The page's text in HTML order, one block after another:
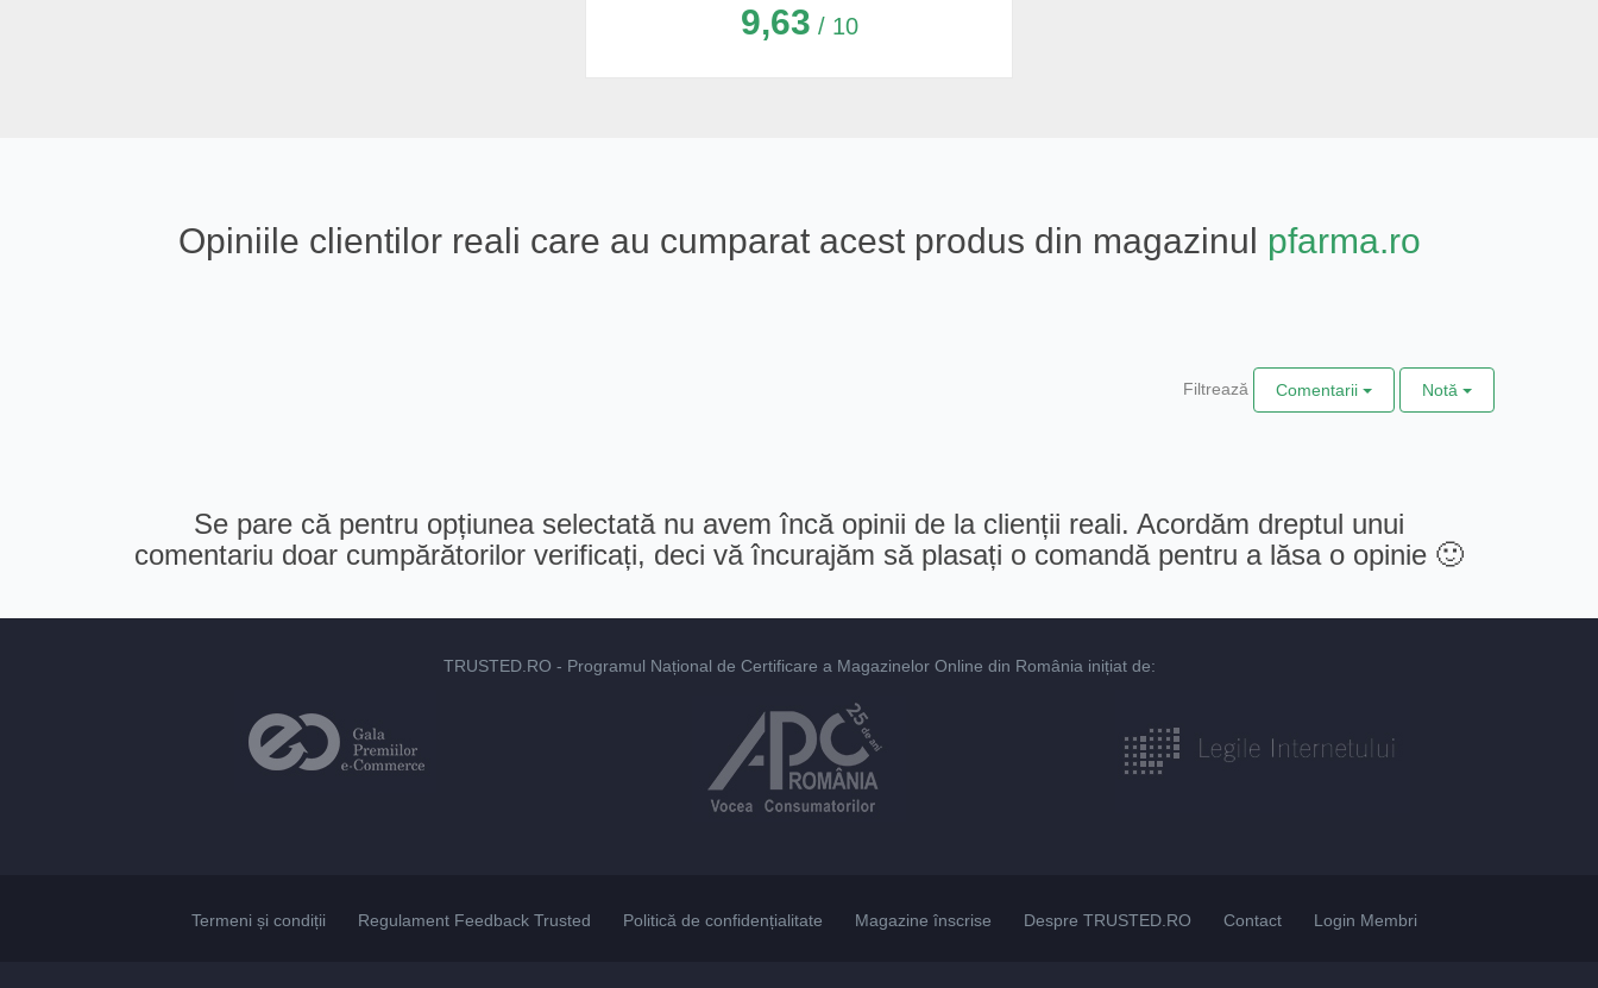
9,63 / 10
Opiniile clientilor reali care au cumparat acest produs din magazinul pfarma.ro
Filtrează Comentarii Notă
Se pare că pentru opțiunea selectată nu avem încă opinii de la clienții reali. Acordăm dreptul unui
comentariu doar cumpărătorilor verificați, deci vă încurajăm să plasați o comandă pentru a lăsa o opinie 🙂
TRUSTED.RO - Programul Național de Certificare a Magazinelor Online din România inițiat de:
Termeni și condiții Regulament Feedback Trusted Politică de confidențialitate Magazine înscrise Despre TRUSTED.RO Contact Login Membri